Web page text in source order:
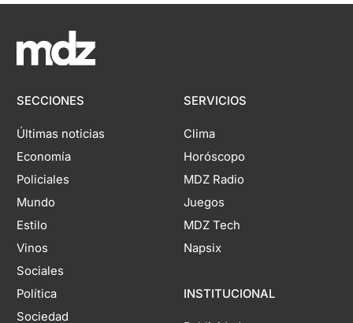
SECCIONES
Últimas noticias
Economía
Policiales
Mundo
Estilo
Vinos
Sociales
Política
Sociedad
SERVICIOS
Clima
Horóscopo
MDZ Radio
Juegos
MDZ Tech
Napsix
INSTITUCIONAL